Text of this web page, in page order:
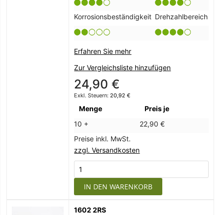
Korrosionsbeständigkeit Drehzahlbereich
Erfahren Sie mehr
Zur Vergleichsliste hinzufügen
24,90 €
20,92 €
Menge
Preis je
10 +
22,90 €
Preise inkl. MwSt.
zzgl. Versandkosten
IN DEN WARENKORB
1602 2RS